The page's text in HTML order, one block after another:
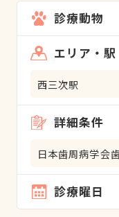
診療動物
エリア・駅
西三次駅
詳細条件
日本歯周病学会
診療曜日